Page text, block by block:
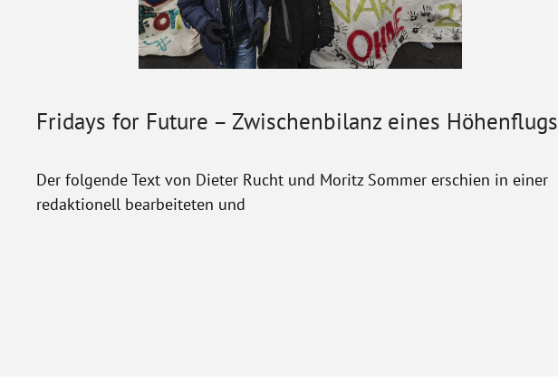
Fridays for Future – Zwischenbilanz eines Höhenflugs
Der folgende Text von Dieter Rucht und Moritz Sommer erschien in einer
redaktionell bearbeiteten und